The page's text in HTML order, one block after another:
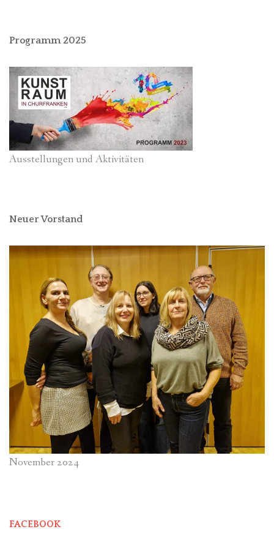
Programm 2025
Ausstellungen und Aktivitäten
Neuer Vorstand
November 2024
FACEBOOK